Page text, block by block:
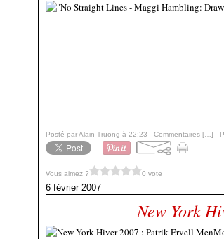
Posté par Alain Truong à 22:23 - Commentaires [ ] -
Vous aimez ? 0 vote
6 février 2007
New York